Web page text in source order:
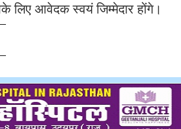
लिए आवेदक स्वयं जिम्मेदार होंगे।